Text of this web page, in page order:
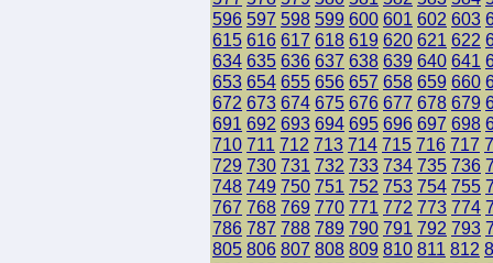
596 597 598 599 600 601 602 603
615 616 617 618 619 620 621 622
634 635 636 637 638 639 640 641
653 654 655 656 657 658 659 660
672 673 674 675 676 677 678 679
691 692 693 694 695 696 697 698
710 711 712 713 714 715 716 717
729 730 731 732 733 734 735 736
748 749 750 751 752 753 754 755
767 768 769 770 771 772 773 774
786 787 788 789 790 791 792 793
805 806 807 808 809 810 811 812